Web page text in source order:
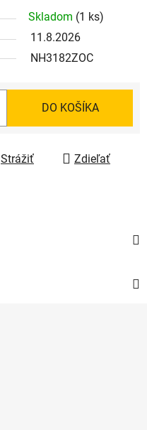
Skladom (1 ks)
11.8.2026
NH3182ZOC
DO KOŠÍKA
Strážiť Zdieľať